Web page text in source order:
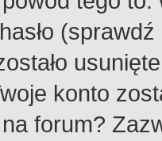
konto
forum?